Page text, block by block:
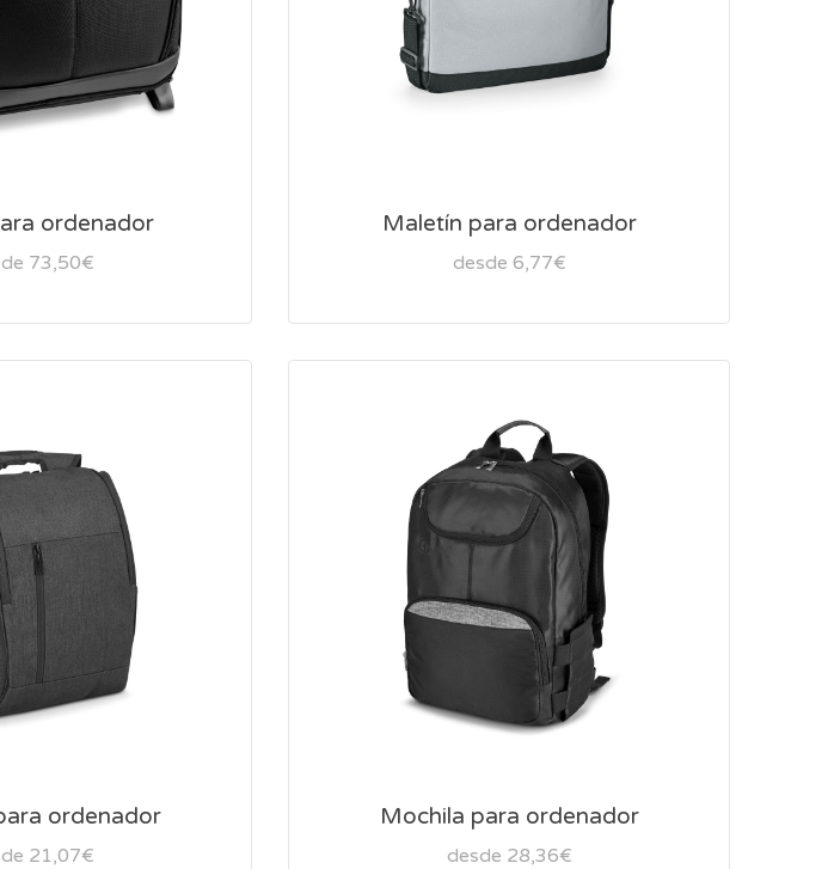
ordenador
73,50€
Maletín para ordenador
desde 6,77€
ordenador
21,07€
Mochila para ordenador
desde 28,36€